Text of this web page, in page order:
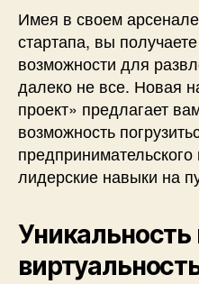
Имея в своем
стартапа, вы
возможности для
далеко не все. Новая
проект» предлагает
возможность
лидерские навыки на
Уникальность